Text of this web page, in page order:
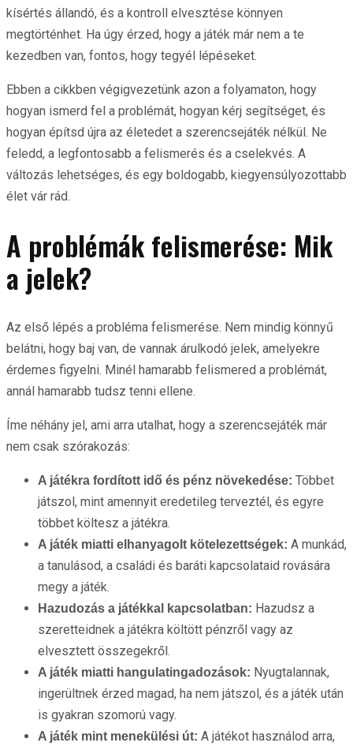
kísértés állandó, és a kontroll elvesztése könnyen
megtörténhet. Ha úgy érzed, hogy a játék már nem a te
kezedben van, fontos, hogy tegyél lépéseket.
Ebben a cikkben végigvezetünk azon a folyamaton, hogy
hogyan ismerd fel a problémát, hogyan kérj segítséget, és
hogyan építsd újra az életedet a szerencsejáték nélkül. Ne
feledd, a legfontosabb a felismerés és a cselekvés. A
változás lehetséges, és egy boldogabb, kiegyensúlyozottabb
élet vár rád.
A problémák felismerése: Mik
a jelek?
Az első lépés a probléma felismerése. Nem mindig könnyű
belátni, hogy baj van, de vannak árulkodó jelek, amelyekre
érdemes figyelni. Minél hamarabb felismered a problémát,
annál hamarabb tudsz tenni ellene.
Íme néhány jel, ami arra utalhat, hogy a szerencsejáték már
nem csak szórakozás:
A játékra fordított idő és pénz növekedése: Többet
játszol, mint amennyit eredetileg terveztél, és egyre
többet költesz a játékra.
A játék miatti elhanyagolt kötelezettségek: A munkád,
a tanulásod, a családi és baráti kapcsolataid rovására
megy a játék.
Hazudozás a játékkal kapcsolatban: Hazudsz a
szeretteidnek a játékra költött pénzről vagy az
elvesztett összegekről.
A játék miatti hangulatingadozások: Nyugtalannak,
ingerültnek érzed magad, ha nem játszol, és a játék után
is gyakran szomorú vagy.
A játék mint menekülési út: A játékot használod arra,